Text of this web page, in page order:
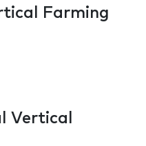
Farming
Vertical